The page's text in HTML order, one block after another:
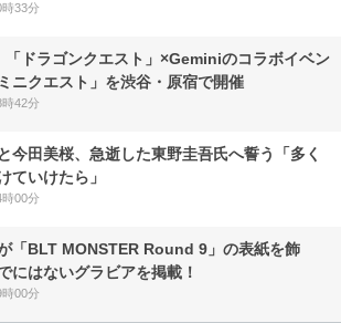
33分
ドラゴンクエスト」×Geminiのコラボイベン
ニクエスト」を渋谷・原宿で開催
42分
今田美桜、急逝した東野圭吾氏へ誓う「多く
ていけたら」
00分
「BLT MONSTER Round 9」の表紙を飾
にはないグラビアを掲載！
00分